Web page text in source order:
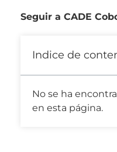
Seguir a CADE
Indice de
No se ha
en esta página.